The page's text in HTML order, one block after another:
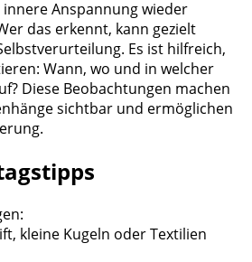
Anspannung wieder
das erkennt, kann gezielt
Es ist hilfreich,
Wann, wo und in welcher
Diese Beobachtungen machen
sichtbar und ermöglichen
kleine Kugeln oder Textilien